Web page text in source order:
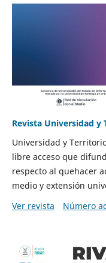
Revista Universidad y
Universidad y
libre acceso que
respecto al quehacer
medio y extensión
Ver revista
Número